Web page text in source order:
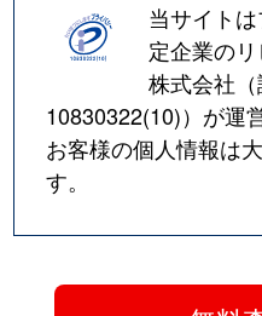
当サイト
定企業の
株式会社（
10830322(10)）が運
お客様の個人情報は
す。